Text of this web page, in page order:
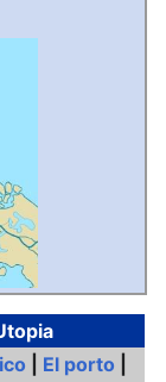
El porto